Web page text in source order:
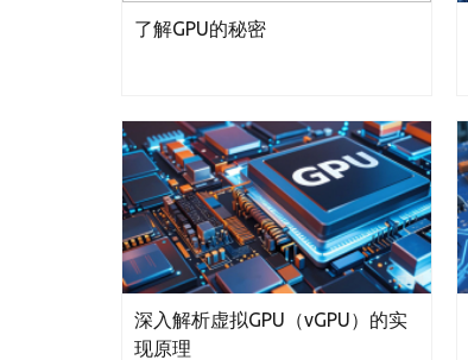
了解GPU的秘密
深入解析虚拟GPU（vGPU）的实
现原理